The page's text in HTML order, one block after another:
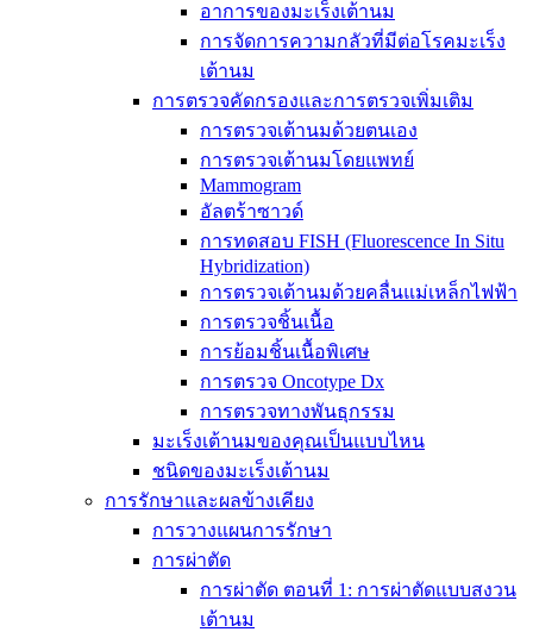
อาการของมะเร็งเต้านม
การจัดการความกลัวที่มีต่อโรคมะเร็ง
เต้านม
การตรวจคัดกรองและการตรวจเพิ่มเติม
การตรวจเต้านมด้วยตนเอง
การตรวจเต้านมโดยแพทย์
Mammogram
อัลตร้าซาวด์
การทดสอบ FISH (Fluorescence In Situ
Hybridization)
การตรวจเต้านมด้วยคลื่นแม่เหล็กไฟฟ้า
การตรวจชิ้นเนื้อ
การย้อมชิ้นเนื้อพิเศษ
การตรวจ Oncotype Dx
การตรวจทางพันธุกรรม
มะเร็งเต้านมของคุณเป็นแบบไหน
ชนิดของมะเร็งเต้านม
การรักษาและผลข้างเคียง
การวางแผนการรักษา
การผ่าตัด
การผ่าตัด ตอนที่ 1: การผ่าตัดแบบสงวน
เต้านม